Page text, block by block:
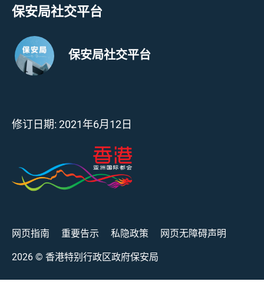
保安局社交平台
保安局社交平台
修订日期:2021年6月12日
网页指南 重要告示 私隐政策 网页无障碍声明
2026 © 香港特别行政区政府保安局